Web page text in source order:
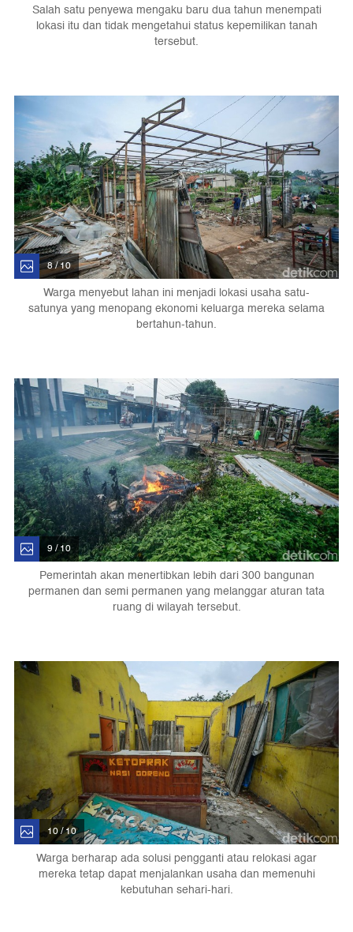
Salah satu penyewa mengaku baru dua tahun menempati
lokasi itu dan tidak mengetahui status kepemilikan tanah
tersebut.
8 / 10
Warga menyebut lahan ini menjadi lokasi usaha satu-
satunya yang menopang ekonomi keluarga mereka selama
bertahun-tahun.
9 / 10
Pemerintah akan menertibkan lebih dari 300 bangunan
permanen dan semi permanen yang melanggar aturan tata
ruang di wilayah tersebut.
10 / 10
Warga berharap ada solusi pengganti atau relokasi agar
mereka tetap dapat menjalankan usaha dan memenuhi
kebutuhan sehari-hari.